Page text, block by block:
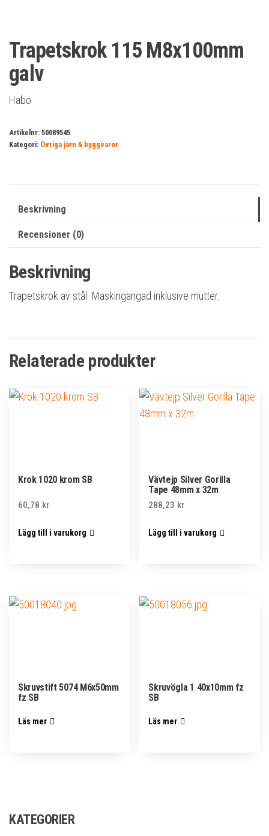
Trapetskrok 115 M8x100mm
galv
Habo
Artikelnr: 50089545
Kategori: Övriga järn & byggvaror
Beskrivning
Recensioner (0)
Beskrivning
Trapetskrok av stål. Maskingängad inklusive mutter.
Relaterade produkter
Krok 1020 krom SB
60,78 kr
Lägg till i varukorg
Vävtejp Silver Gorilla
Tape 48mm x 32m
288,23 kr
Lägg till i varukorg
Skruvstift 5074 M6x50mm
fz SB
Läs mer
Skruvögla 1 40x10mm fz
SB
Läs mer
KATEGORIER